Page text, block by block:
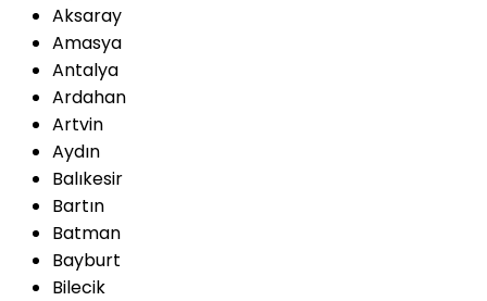
Aksaray
Amasya
Antalya
Ardahan
Artvin
Aydın
Balıkesir
Bartın
Batman
Bayburt
Bilecik